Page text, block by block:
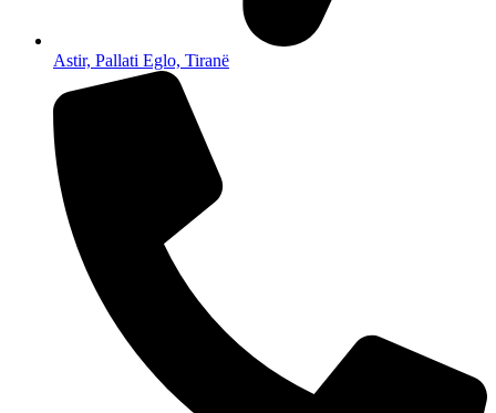
Astir, Pallati Eglo, Tiranë